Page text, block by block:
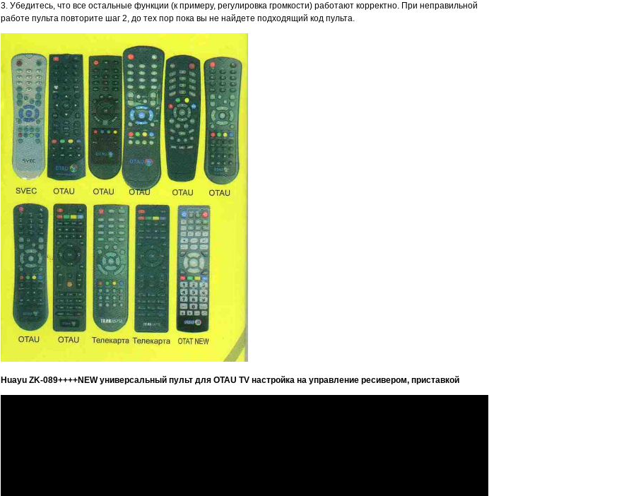
3. Убедитесь, что все остальные функции (к примеру, регулировка громкости) работают корректно. При неправильной
работе пульта повторите шаг 2, до тех пор пока вы не найдете подходящий код пульта.
Huayu ZK-089++++NEW универсальный пульт для OTAU TV настройка на управление ресивером, приставкой